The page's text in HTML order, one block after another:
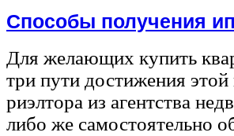
Способы получения
Для желающих купить
три пути достижения
риэлтора из агентства
либо же самостоятельно